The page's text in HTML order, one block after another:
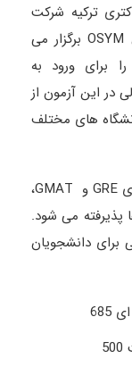
ترکیه شرکت
آزمون ALES می باشد که از سوی سازمان OSYM برگزار می
برای ورود به
در این آزمون از
دانشگاه های مختلف
علاوه بر آزمون آلس نمره قبولی در آزمون های GRE و GMAT،
پذیرفته می شود.
برای دانشجویان